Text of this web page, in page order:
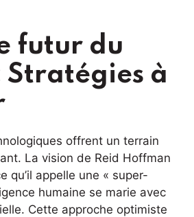
futur du
à
offrent un terrain
La vision de Reid Hoffman
qu’il appelle une « super-
humaine se marie avec
Cette approche optimiste